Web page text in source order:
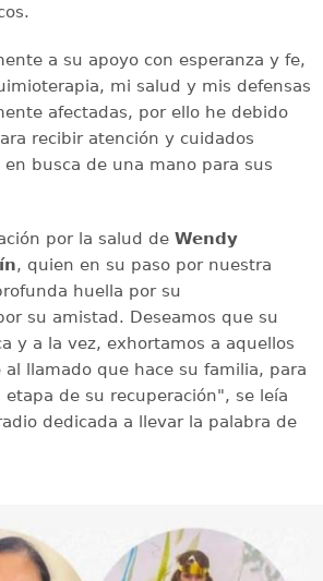
a su apoyo con esperanza y fe,
mi salud y mis defensas
afectadas, por ello he debido
recibir atención y cuidados
busca de una mano para sus
por la salud de Wendy
, quien en su paso por nuestra
huella por su
su amistad. Deseamos que su
y a la vez, exhortamos a aquellos
llamado que hace su familia, para
de su recuperación", se leía
dedicada a llevar la palabra de